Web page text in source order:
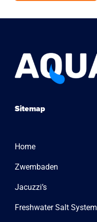
Sitemap
Home
Zwembaden
Jacuzzi’s
Freshwater Salt System